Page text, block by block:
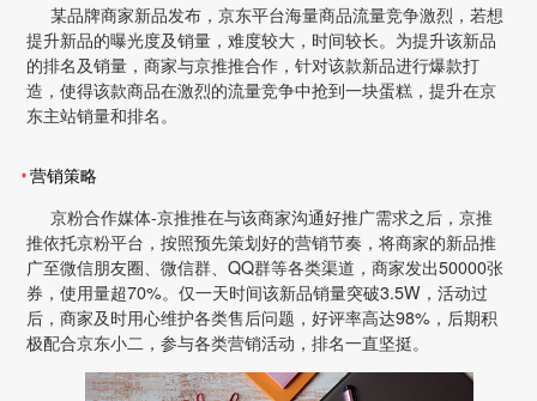
某品牌商家新品发布，京东平台海量商品流量竞争激烈，若想
提升新品的曝光度及销量，难度较大，时间较长。为提升该新品
的排名及销量，商家与京推推合作，针对该款新品进行爆款打
造，使得该款商品在激烈的流量竞争中抢到一块蛋糕，提升在京
东主站销量和排名。
营销策略
京粉合作媒体-京推推在与该商家沟通好推广需求之后，京推
推依托京粉平台，按照预先策划好的营销节奏，将商家的新品推
广至微信朋友圈、微信群、QQ群等各类渠道，商家发出50000张
券，使用量超70%。仅一天时间该新品销量突破3.5W，活动过
后，商家及时用心维护各类售后问题，好评率高达98%，后期积
极配合京东小二，参与各类营销活动，排名一直坚挺。